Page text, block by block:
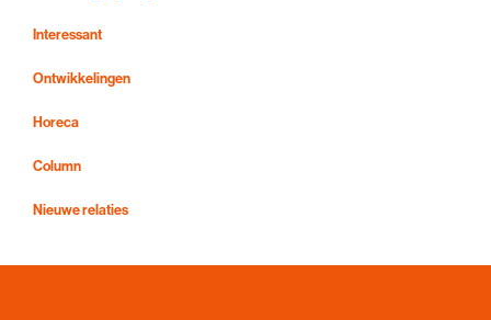
Interessant
Ontwikkelingen
Horeca
Column
Nieuwe relaties